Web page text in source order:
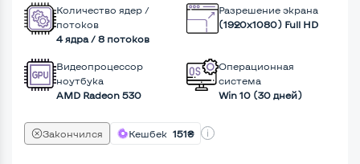
Количество ядер /
потоков
4 ядра / 8 потоков
Разрешение экрана
(1920х1080) Full HD
Видеопроцессор
ноутбука
AMD Radeon 530
Операционная
система
Win 10 (30 дней)
Закончился Кешбек 151₴